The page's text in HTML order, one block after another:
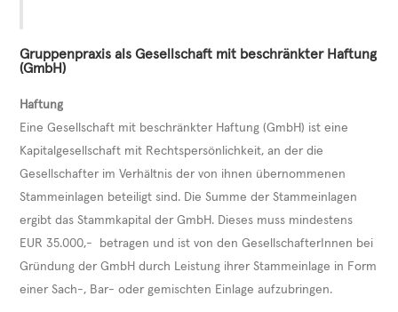
Gruppenpraxis als Gesellschaft mit beschränkter Haftung
(GmbH)
Haftung
Eine Gesellschaft mit beschränkter Haftung (GmbH) ist eine
Kapitalgesellschaft mit Rechtspersönlichkeit, an der die
Gesellschafter im Verhältnis der von ihnen übernommenen
Stammeinlagen beteiligt sind. Die Summe der Stammeinlagen
ergibt das Stammkapital der GmbH. Dieses muss mindestens
EUR 35.000,- betragen und ist von den GesellschafterInnen bei
Gründung der GmbH durch Leistung ihrer Stammeinlage in Form
einer Sach-, Bar- oder gemischten Einlage aufzubringen.